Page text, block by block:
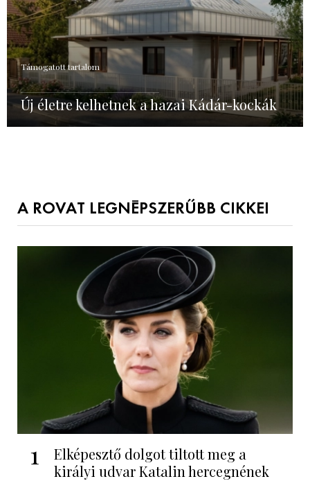
Támogatott tartalom
Új életre kelhetnek a hazai Kádár-kockák
A ROVAT LEGNÉPSZERŰBB CIKKEI
1
Elképesztő dolgot tiltott meg a
királyi udvar Katalin hercegnének